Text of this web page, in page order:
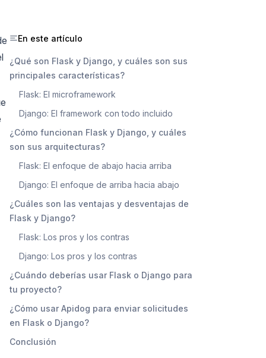
En este artículo
¿Qué son Flask y Django, y cuáles son sus
principales características?
Flask: El microframework
Django: El framework con todo incluido
¿Cómo funcionan Flask y Django, y cuáles
son sus arquitecturas?
Flask: El enfoque de abajo hacia arriba
Django: El enfoque de arriba hacia abajo
¿Cuáles son las ventajas y desventajas de
Flask y Django?
Flask: Los pros y los contras
Django: Los pros y los contras
¿Cuándo deberías usar Flask o Django para
tu proyecto?
¿Cómo usar Apidog para enviar solicitudes
en Flask o Django?
Conclusión